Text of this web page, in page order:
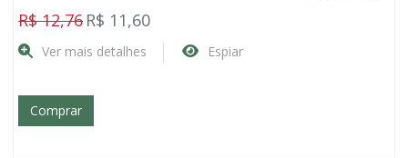
R$ 12,76 R$ 11,60
Ver mais detalhes Espiar
Comprar